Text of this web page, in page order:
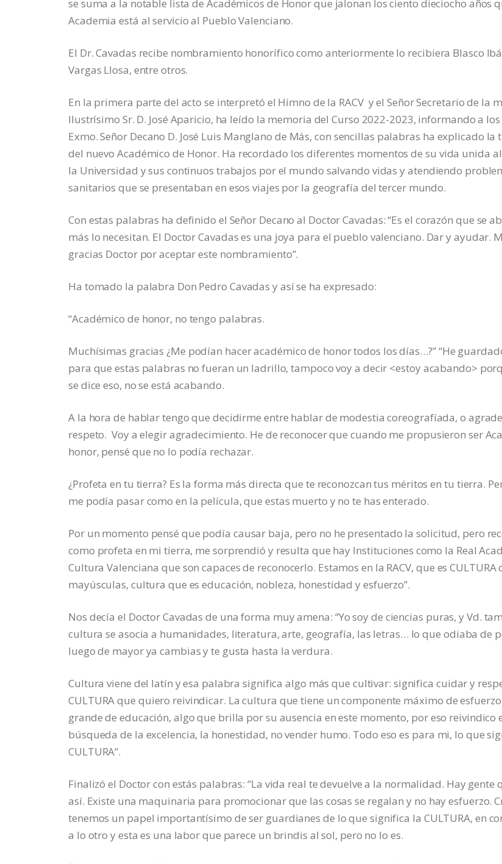
se suma a la notable lista de Académicos de Honor que jalonan los ciento dieciocho años
Academia está al servicio al Pueblo Valenciano.
El Dr. Cavadas recibe nombramiento honorífico como anteriormente lo recibiera Blasco
Vargas Llosa, entre otros.
En la primera parte del acto se interpretó el Himno de la RACV y el Señor Secretario de la
Ilustrísimo Sr. D. José Aparicio, ha leído la memoria del Curso 2022-2023, informando a los
Exmo. Señor Decano D. José Luis Manglano de Más, con sencillas palabras ha explicado la
del nuevo Académico de Honor. Ha recordado los diferentes momentos de su vida unida
la Universidad y sus continuos trabajos por el mundo salvando vidas y atendiendo
sanitarios que se presentaban en esos viajes por la geografía del tercer mundo.
Con estas palabras ha definido el Señor Decano al Doctor Cavadas: “Es el corazón que se
más lo necesitan. El Doctor Cavadas es una joya para el pueblo valenciano. Dar y ayudar.
gracias Doctor por aceptar este nombramiento”.
Ha tomado la palabra Don Pedro Cavadas y así se ha expresado:
“Académico de honor, no tengo palabras.
Muchísimas gracias ¿Me podían hacer académico de honor todos los días…?” “He
para que estas palabras no fueran un ladrillo, tampoco voy a decir <estoy acabando>
se dice eso, no se está acabando.
A la hora de hablar tengo que decidirme entre hablar de modestia coreografíada, o
respeto. Voy a elegir agradecimiento. He de reconocer que cuando me propusieron ser
honor, pensé que no lo podía rechazar.
¿Profeta en tu tierra? Es la forma más directa que te reconozcan tus méritos en tu tierra.
me podía pasar como en la película, que estas muerto y no te has enterado.
Por un momento pensé que podía causar baja, pero no he presentado la solicitud, pero
como profeta en mi tierra, me sorprendió y resulta que hay Instituciones como la Real
Cultura Valenciana que son capaces de reconocerlo. Estamos en la RACV, que es CULTURA
mayúsculas, cultura que es educación, nobleza, honestidad y esfuerzo”.
Nos decía el Doctor Cavadas de una forma muy amena: “Yo soy de ciencias puras, y Vd.
cultura se asocia a humanidades, literatura, arte, geografía, las letras… lo que odiaba de
luego de mayor ya cambias y te gusta hasta la verdura.
Cultura viene del latín y esa palabra significa algo más que cultivar: significa cuidar y
CULTURA que quiero reivindicar. La cultura que tiene un componente máximo de
grande de educación, algo que brilla por su ausencia en este momento, por eso reivindico
búsqueda de la excelencia, la honestidad, no vender humo. Todo eso es para mi, lo que
CULTURA”.
Finalizó el Doctor con estás palabras: “La vida real te devuelve a la normalidad. Hay gente
así. Existe una maquinaria para promocionar que las cosas se regalan y no hay esfuerzo.
tenemos un papel importantísimo de ser guardianes de lo que significa la CULTURA, en
a lo otro y esta es una labor que parece un brindis al sol, pero no lo es.